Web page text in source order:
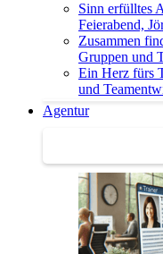
Sinn erfülltes
Feierabend,
Zusammen
Gruppen und
Ein Herz fürs
und
Agentur